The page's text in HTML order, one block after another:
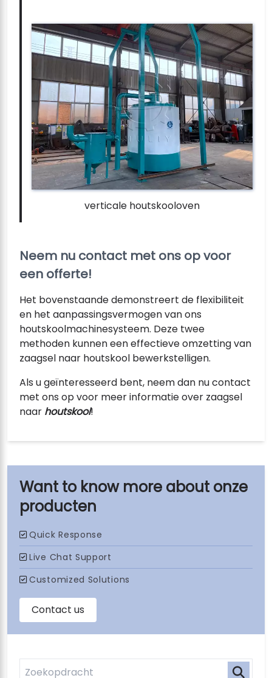
onze
producten
verticale houtskooloven
Neem nu contact met ons op voor
een offerte!
Het bovenstaande demonstreert de flexibiliteit
en het aanpassingsvermogen van ons
houtskoolmachinesysteem. Deze twee
methoden kunnen een effectieve omzetting van
zaagsel naar houtskool bewerkstelligen.
Als u geïnteresseerd bent, neem dan nu contact
met ons op voor meer informatie over zaagsel
naar houtskool!